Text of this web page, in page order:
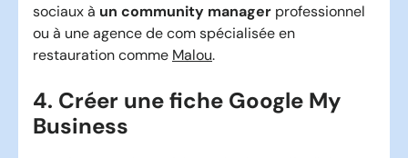
sociaux à un community manager professionnel
ou à une agence de com spécialisée en
restauration comme Malou.
4. Créer une fiche Google My
Business